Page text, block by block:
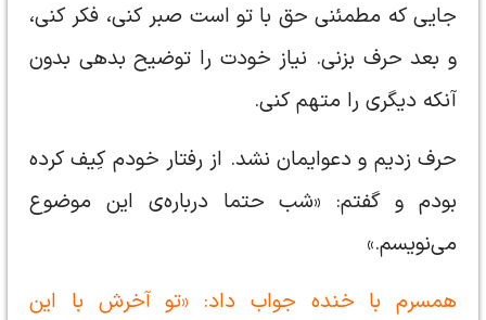
جایی که مطمئنی حق با تو است صبر کنی، فکر کنی،
و بعد حرف بزنی. نیاز خودت را توضیح بدهی بدون
آنکه دیگری را متهم کنی.
حرف زدیم و دعوایمان نشد. از رفتار خودم کِیف کرده
بودم و گفتم: «شب حتما درباره‌‌ی این موضوع
می‌نویسم.»
همسرم با خنده جواب داد: «تو آخرش با این